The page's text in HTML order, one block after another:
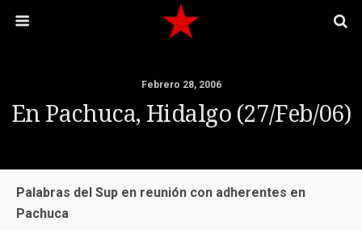
Febrero 28, 2006
En Pachuca, Hidalgo (27/feb/06)
Palabras del Sup en reunión con adherentes en
Pachuca